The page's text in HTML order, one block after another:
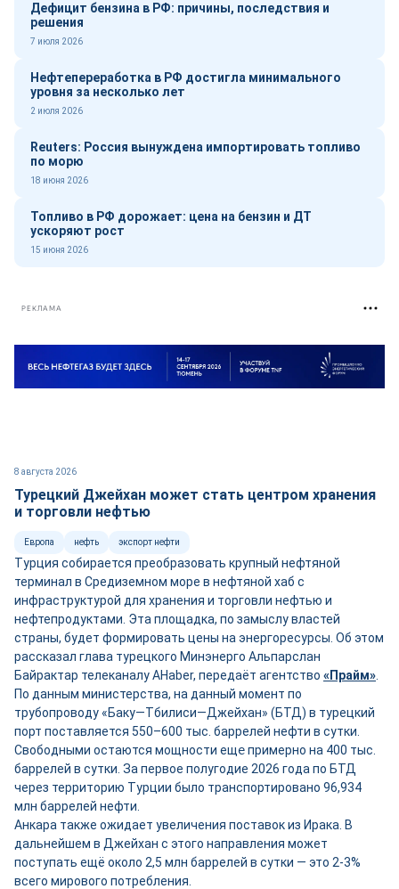
Дефицит бензина в РФ: причины, последствия и
решения
7 июля 2026
Нефтепереработка в РФ достигла минимального
уровня за несколько лет
2 июля 2026
Reuters: Россия вынуждена импортировать топливо
по морю
18 июня 2026
Топливо в РФ дорожает: цена на бензин и ДТ
ускоряют рост
15 июня 2026
РЕКЛАМА
8 августа 2026
Турецкий Джейхан может стать центром хранения
и торговли нефтью
Европа нефть экспорт нефти
Турция собирается преобразовать крупный нефтяной
терминал в Средиземном море в нефтяной хаб с
инфраструктурой для хранения и торговли нефтью и
нефтепродуктами. Эта площадка, по замыслу властей
страны, будет формировать цены на энергоресурсы. Об этом
рассказал глава турецкого Минэнерго Альпарслан
Байрактар телеканалу AHaber, передаёт агентство «Прайм»
По данным министерства, на данный момент по
трубопроводу «Баку—Тбилиси—Джейхан» (БТД) в турецкий
порт поставляется 550–600 тыс. баррелей нефти в сутки.
Свободными остаются мощности ещепримерно на 400 тыс.
баррелей в сутки. За первое полугодие 2026 года по БТД
через территорию Турции было транспортировано 96,934
млн баррелей нефти.
Анкара также ожидает увеличения поставок из Ирака. В
дальнейшем в Джейхан с этого направления может
поступать ещё около 2,5 млн баррелей в сутки — это 2-3%
всего мирового потребления.